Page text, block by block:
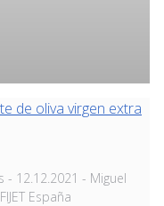
- Posted
on
12.12.2021 - Miguel
España